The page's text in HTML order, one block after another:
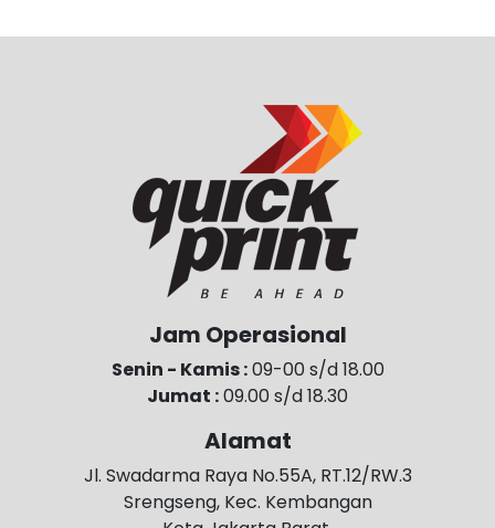
Jam Operasional
Senin - Kamis :09-00 s/d 18.00
Jumat :09.00 s/d 18.30
Alamat
Jl. Swadarma Raya No.55A, RT.12/RW.3
Srengseng, Kec. Kembangan